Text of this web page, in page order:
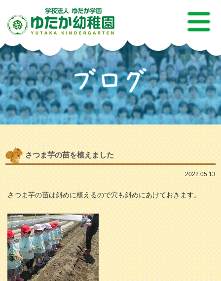
さつま芋の苗を植えました
2022.05.13
さつま芋の苗は斜めに植えるので穴も斜めにあけておきます。